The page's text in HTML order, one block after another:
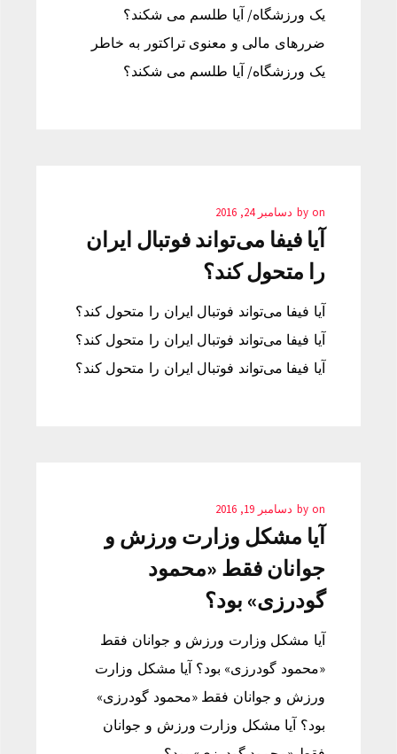
یک ورزشگاه/ آیا طلسم می شکند؟
ضررهای مالی و معنوی تراکتور به خاطر
یک ورزشگاه/ آیا طلسم می شکند؟
by on دسامبر 24, 2016
آیا فیفا می‌تواند فوتبال ایران
را متحول کند؟
آیا فیفا می‌تواند فوتبال ایران را متحول کند؟
آیا فیفا می‌تواند فوتبال ایران را متحول کند؟
آیا فیفا می‌تواند فوتبال ایران را متحول کند؟
by on دسامبر 19, 2016
آیا مشکل وزارت ورزش و
جوانان فقط «محمود
گودرزی» بود؟
آیا مشکل وزارت ورزش و جوانان فقط
«محمود گودرزی» بود؟ آیا مشکل وزارت
ورزش و جوانان فقط «محمود گودرزی»
بود؟ آیا مشکل وزارت ورزش و جوانان